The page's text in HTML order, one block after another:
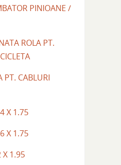
PINIOANE /
ROLA PT.
PT. CABLURI
X 1.75
X 1.75
X 1.95